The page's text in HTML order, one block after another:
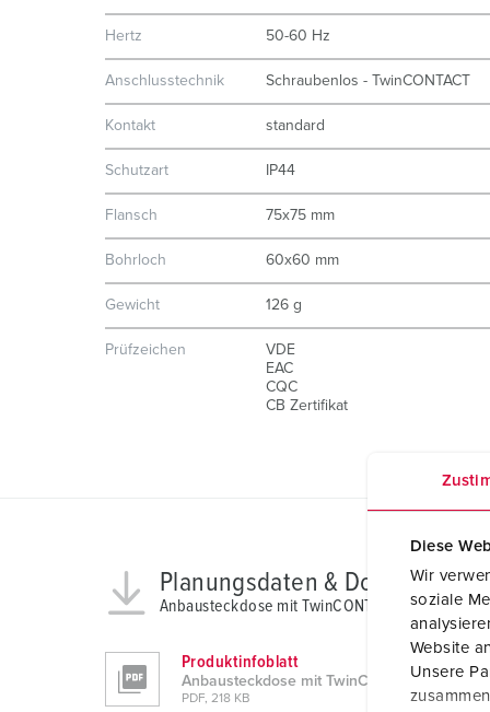
Diese
Wir
soziale
Website
Unsere
Hertz 50-60 Hz
Anschlusstechnik Schraubenlos - TwinCONTACT
Kontakt standard
Schutzart IP44
Flansch 75x75 mm
Bohrloch 60x60 mm
Gewicht 126 g
Prüfzeichen
VDE
EAC
CQC
CB Zertifikat
Planungsdaten & Downloads
Anbausteckdose mit TwinCONTACT 1675
Produktinfoblatt
Anbausteckdose mit TwinCONTACT 1675
PDF, 218 KB